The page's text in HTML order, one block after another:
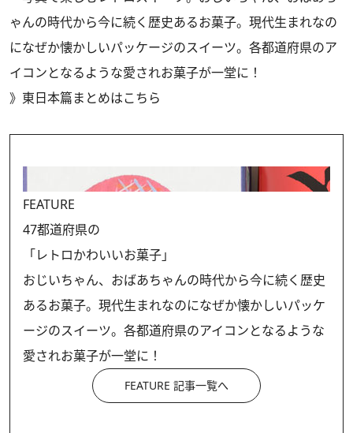
ゃんの時代から今に続く歴史あるお菓子。現代生まれなの
になぜか懐かしいパッケージのスイーツ。各都道府県のア
イコンとなるような愛されお菓子が一堂に！
》 東日本篇まとめはこちら
FEATURE
47都道府県の
「レトロかわいいお菓子」
おじいちゃん、おばあちゃんの時代から今に続く歴史
あるお菓子。現代生まれなのになぜか懐かしいパッケ
ージのスイーツ。各都道府県のアイコンとなるような
愛されお菓子が一堂に！
FEATURE 記事一覧へ